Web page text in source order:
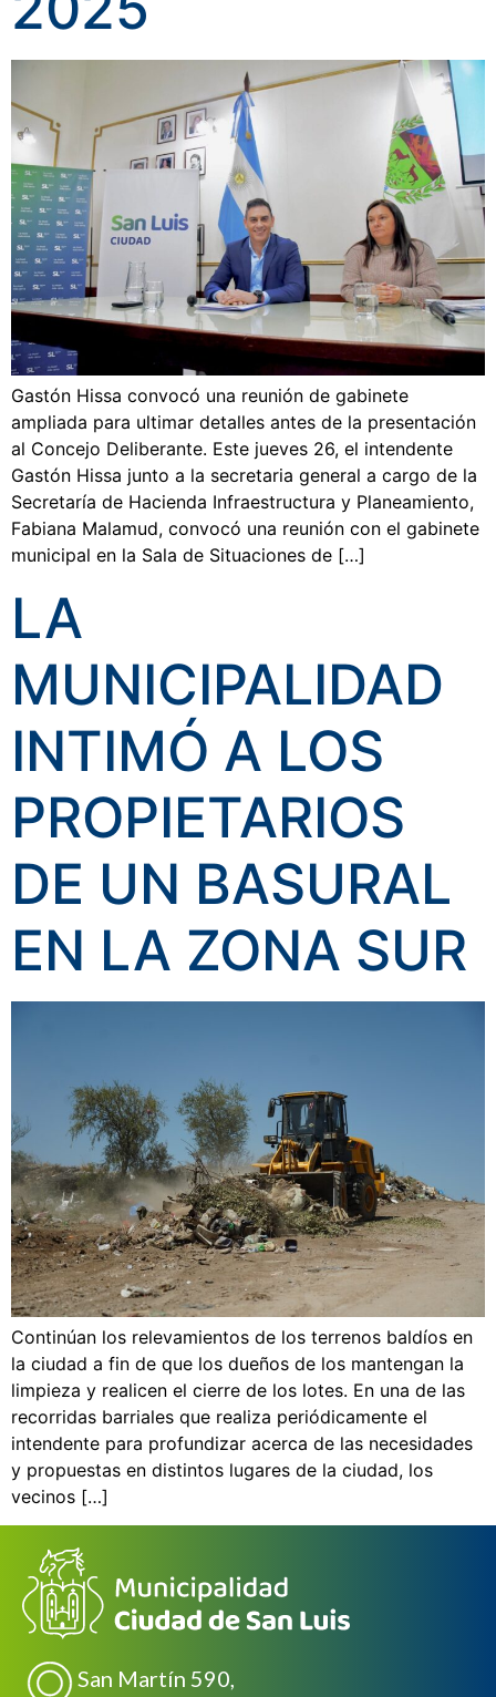
Gastón Hissa convocó una reunión de gabinete
ampliada para ultimar detalles antes de la presentación
al Concejo Deliberante. Este jueves 26, el intendente
Gastón Hissa junto a la secretaria general a cargo de la
Secretaría de Hacienda Infraestructura y Planeamiento,
Fabiana Malamud, convocó una reunión con el gabinete
municipal en la Sala de Situaciones de […]
LA
MUNICIPALIDAD
INTIMÓ A LOS
PROPIETARIOS
DE UN BASURAL
EN LA ZONA SUR
Continúan los relevamientos de los terrenos baldíos en
la ciudad a fin de que los dueños de los mantengan la
limpieza y realicen el cierre de los lotes. En una de las
recorridas barriales que realiza periódicamente el
intendente para profundizar acerca de las necesidades
y propuestas en distintos lugares de la ciudad, los
vecinos […]
San Martín 590,